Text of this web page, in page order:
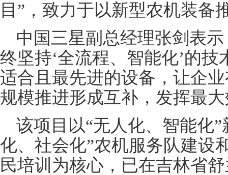
目”，致力于以新型农机装备
中国三星副总经理张剑表
终坚持‘全流程、智能化’的
适合且最先进的设备，让企
规模推进形成互补，发挥最
该项目以“无人化、智能化
化、社会化”农机服务队建设
民培训为核心，已在吉林省